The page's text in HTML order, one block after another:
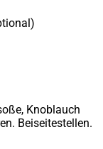
Knoblauch
Beiseitestellen.